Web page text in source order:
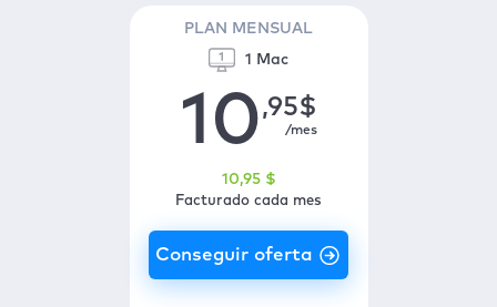
PLAN MENSUAL
1 Mac
10,95$
/mes
10,95 $
Facturado cada mes